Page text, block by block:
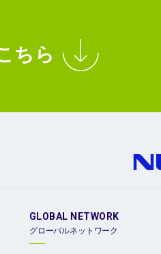
ちら
GLOBAL NETWORK
グローバルネットワーク